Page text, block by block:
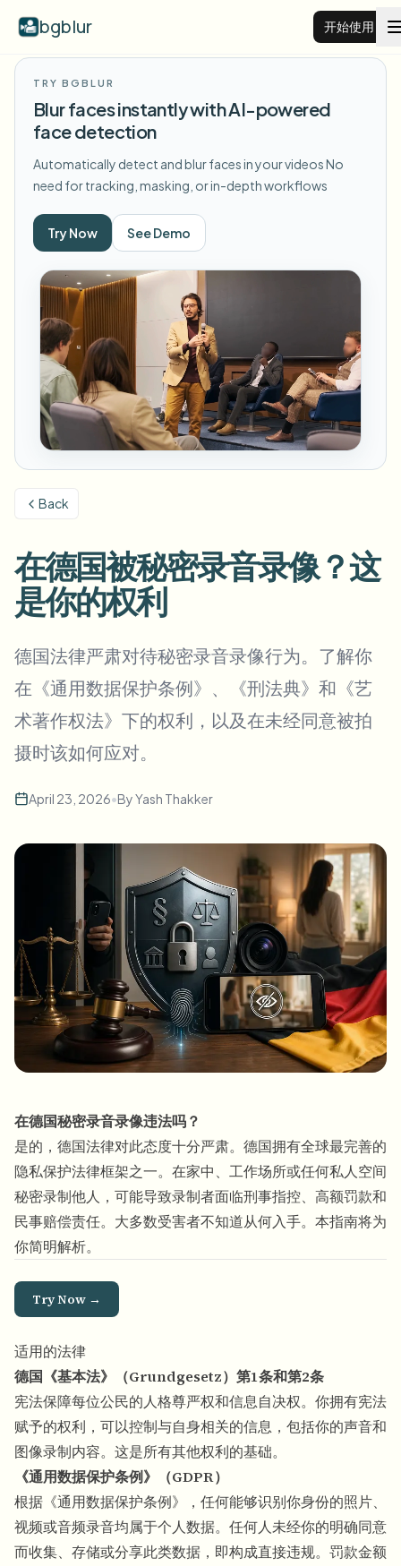
bgblur 开始使用
示例
浏览完整示例库
模糊人脸
模糊车牌
模糊背景
模糊任何内容
GDPR合规模糊
街头采访模糊
游戏与直播模糊
功能
View all features
Browse every blur tool in one place
模糊车牌
模糊人脸
AI Video Object Remover
人脸匿名化
语音匿名处理器
视频智能
批量视频模糊
一次处理多个视频
企业
学校与教育
校园摄像头、讲座和地区批量隐私
媒体与娱乐
试映、发布和合规
零售与电商
医疗
诊所和面向患者的视频管理
公共部门
大批量、保留期和SLA
批量车牌模糊
模糊任何内容
企业区域、策略和审核
API 和 SDK
自动化上传、任务和Webhook
联系表单
视频智能
批量背景移除
资源
常见问题
博客
Whitepapers
工具
分类
Choose language
TRY BGBLUR
Blur faces instantly with AI-powered
face detection
Automatically detect and blur faces in your videosNo
need for tracking, masking, or in-depth workflows
Try Now See Demo
Back
在德国被秘密录音录像？这
是你的权利
德国法律严肃对待秘密录音录像行为。了解你
在《通用数据保护条例》、《刑法典》和《艺
术著作权法》下的权利，以及在未经同意被拍
摄时该如何应对。
April 23, 2026•ByYash Thakker
在德国秘密录音录像违法吗？
是的，德国法律对此态度十分严肃。德国拥有全球最完善的
隐私保护法律框架之一。在家中、工作场所或任何私人空间
秘密录制他人，可能导致录制者面临刑事指控、高额罚款和
民事赔偿责任。大多数受害者不知道从何入手。本指南将为
你简明解析。
Try Now →
适用的法律
德国《基本法》（Grundgesetz）第1条和第2条
宪法保障每位公民的人格尊严权和信息自决权。你拥有宪法
赋予的权利，可以控制与自身相关的信息，包括你的声音和
图像录制内容。这是所有其他权利的基础。
《通用数据保护条例》（GDPR）
根据《通用数据保护条例》，任何能够识别你身份的照片、
视频或音频录音均属于个人数据。任何人未经你的明确同意
而收集、存储或分享此类数据，即构成直接违规。罚款金额